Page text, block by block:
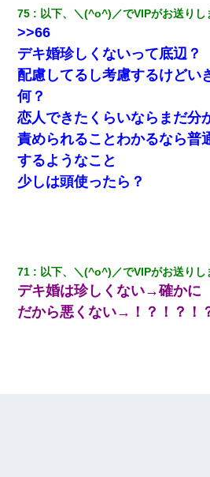
75 以下、＼(^o^)／でVIPがお送りし
>>66
デキ婚珍しくないって底辺？
配慮してるし考慮するけどい
何？
恋人できたくらいならまだ分
責められることわかるなら普
するようなこと
少しは頭使ったら？
71 以下、＼(^o^)／でVIPがお送りし
デキ婚は珍しくない→確かに
だから悪くない→！？！？！